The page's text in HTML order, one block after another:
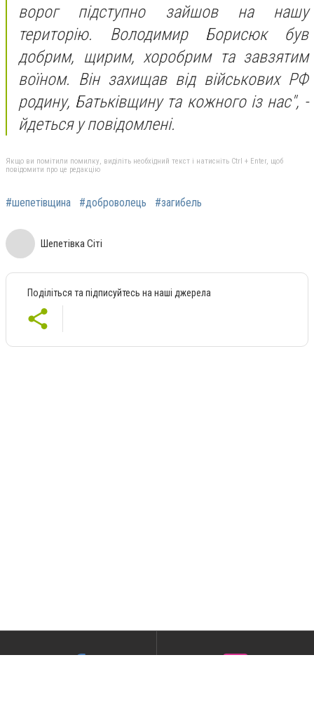
ворог підступно зайшов на нашу
територію. Володимир Борисюк був
добрим, щирим, хоробрим та завзятим
воїном. Він захищав від військових РФ
родину, Батьківщину та кожного із нас", -
йдеться у повідомлені.
Якщо ви помітили помилку, виділіть необхідний текст і натисніть Ctrl + Enter, щоб
повідомити про це редакцію
#шепетівщина #доброволець #загибель
Шепетівка Сіті
Поділіться та підписуйтесь на наші джерела